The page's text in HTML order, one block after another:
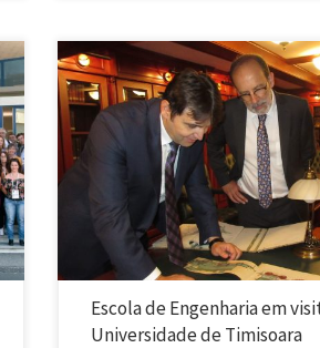
A Escola de Engenharia da Universidade do
Universitatea Politehnica Timisoara, visando
colaborações internacionais entre as duas
plano estratégico de internacionalização, o
L. Monteiro, e o Reitor da Universidade do Minho,
realizaram recentemente […]
Escola de Engenharia em
Universidade de Timisoara